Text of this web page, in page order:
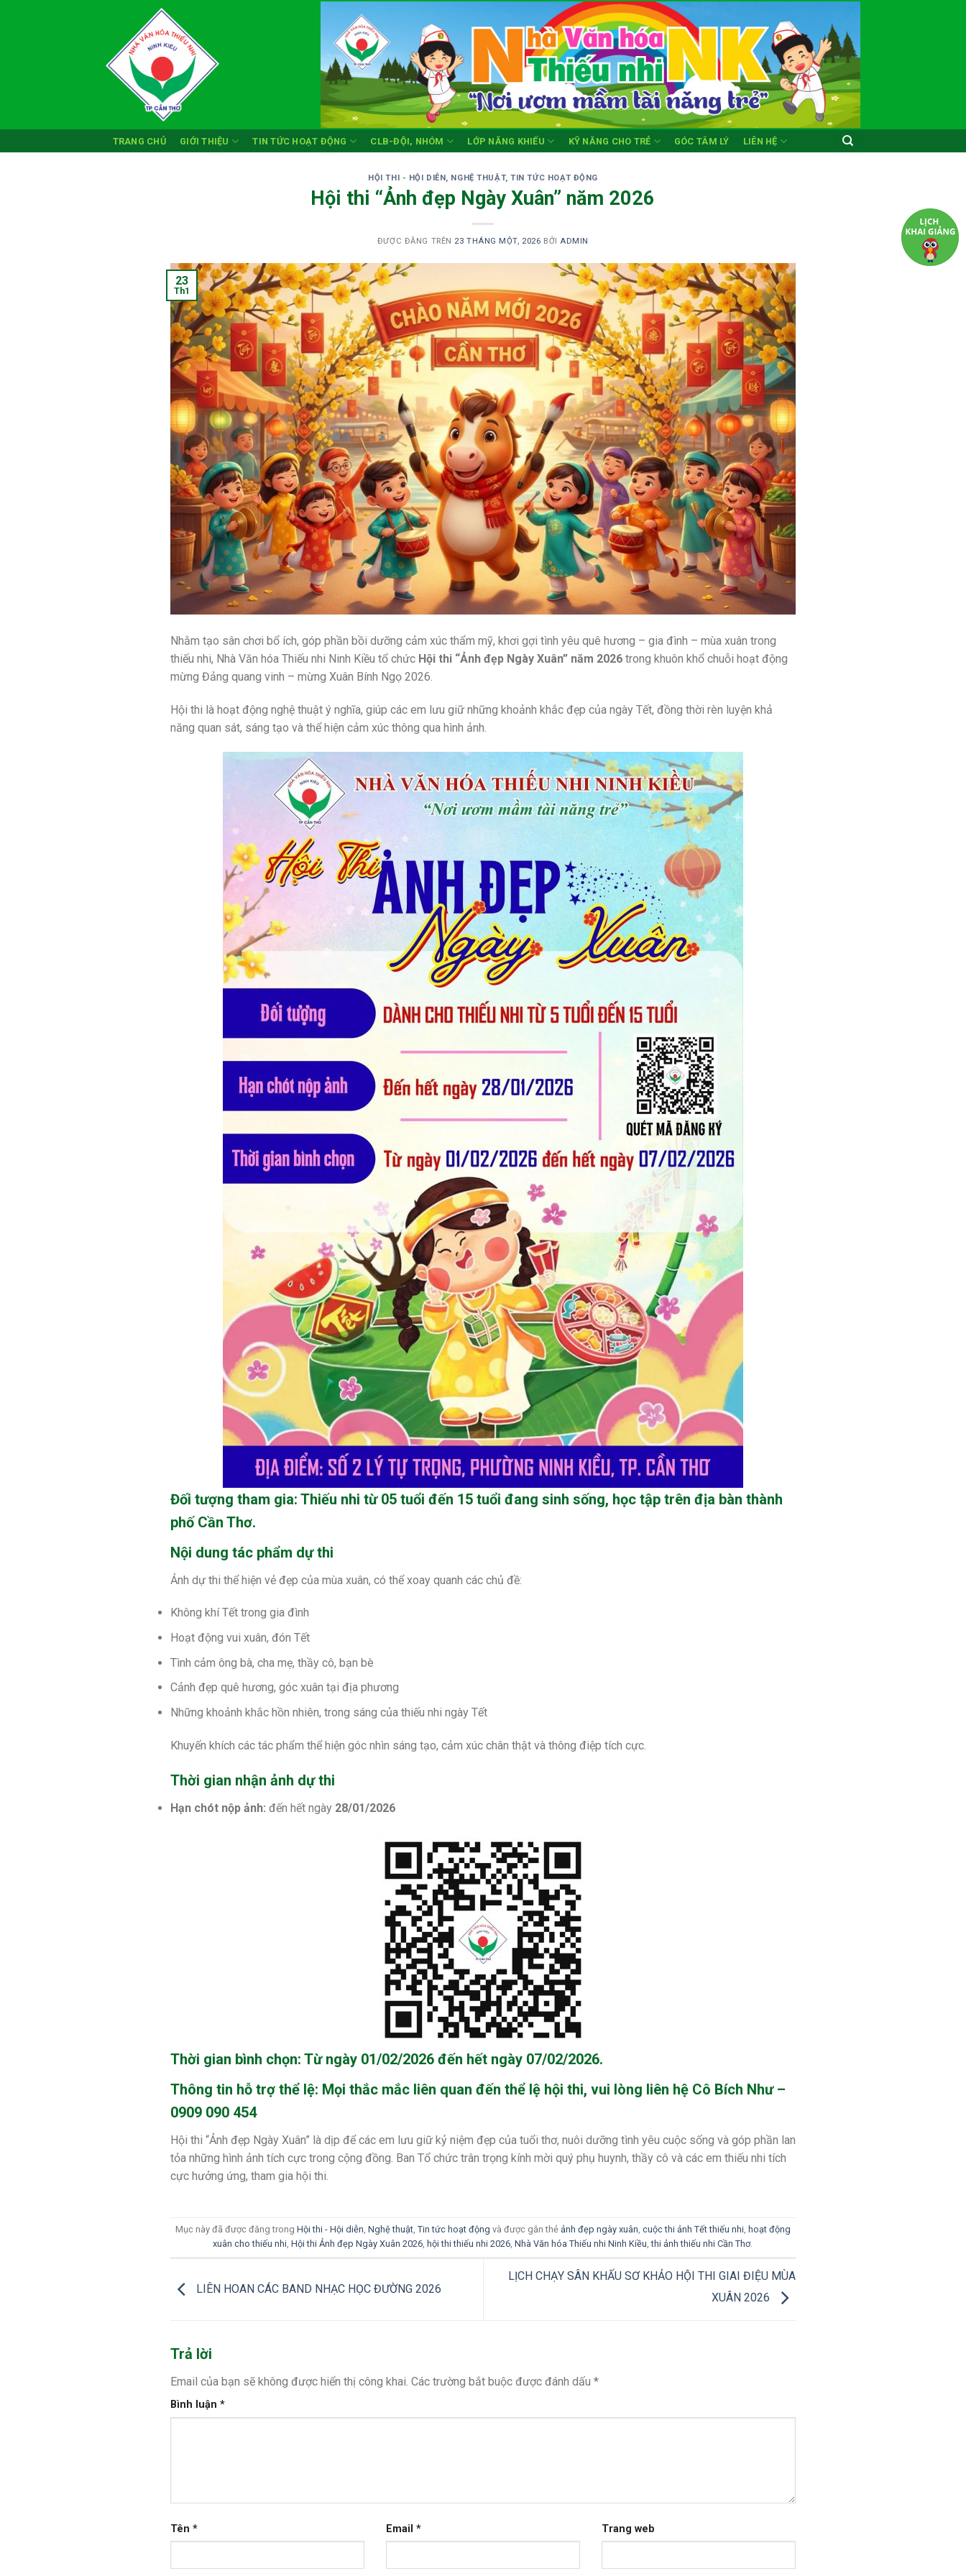
TRANG CHỦ GIỚI THIỆU TIN TỨC HOẠT ĐỘNG CLB-ĐỘI, NHÓM LỚP NĂNG KHIẾU KỸ NĂNG CHO TRẺ GÓC TÂM LÝ LIÊN HỆ
HỘI THI - HỘI DIỄN, NGHỆ THUẬT,TIN TỨC HOẠT ĐỘNG
Hội thi “Ảnh đẹp Ngày Xuân” năm 2026
ĐƯỢC ĐĂNG TRÊN 23 THÁNG MỘT, 2026 BỞI ADMIN
23
Th1
Nhằm tạo sân chơi bổ ích, góp phần bồi dưỡng cảm xúc thẩm mỹ, khơi gợi tình yêu quê hương – gia đình – mùa xuân trong
thiếu nhi, Nhà Văn hóa Thiếu nhi Ninh Kiều tổ chức Hội thi “Ảnh đẹp Ngày Xuân” năm 2026 trong khuôn khổ chuỗi hoạt động
mừng Đảng quang vinh – mừng Xuân Bính Ngọ 2026.
Hội thi là hoạt động nghệ thuật ý nghĩa, giúp các em lưu giữ những khoảnh khắc đẹp của ngày Tết, đồng thời rèn luyện khả
năng quan sát, sáng tạo và thể hiện cảm xúc thông qua hình ảnh.
Đối tượng tham gia: Thiếu nhi từ 05 tuổi đến 15 tuổi đang sinh sống, học tập trên địa bàn thành
phố Cần Thơ.
Nội dung tác phẩm dự thi
Ảnh dự thi thể hiện vẻ đẹp của mùa xuân, có thể xoay quanh các chủ đề:
Không khí Tết trong gia đình
Hoạt động vui xuân, đón Tết
Tình cảm ông bà, cha mẹ, thầy cô, bạn bè
Cảnh đẹp quê hương, góc xuân tại địa phương
Những khoảnh khắc hồn nhiên, trong sáng của thiếu nhi ngày Tết
Khuyến khích các tác phẩm thể hiện góc nhìn sáng tạo, cảm xúc chân thật và thông điệp tích cực.
Thời gian nhận ảnh dự thi
Hạn chót nộp ảnh: đến hết ngày 28/01/2026
Thời gian bình chọn: Từ ngày 01/02/2026 đến hết ngày 07/02/2026.
Thông tin hỗ trợ thể lệ: Mọi thắc mắc liên quan đến thể lệ hội thi, vui lòng liên hệ Cô Bích Như –
0909 090 454
Hội thi “Ảnh đẹp Ngày Xuân” là dịp để các em lưu giữ kỷ niệm đẹp của tuổi thơ, nuôi dưỡng tình yêu cuộc sống và góp phần lan
tỏa những hình ảnh tích cực trong cộng đồng. Ban Tổ chức trân trọng kính mời quý phụ huynh, thầy cô và các em thiếu nhi tích
cực hưởng ứng, tham gia hội thi.
Mục này đã được đăng trong Hội thi - Hội diễn, Nghệ thuật, Tin tức hoạt động và được gắn thẻ ảnh đẹp ngày xuân, cuộc thi ảnh Tết thiếu nhi, hoạt động
xuân cho thiếu nhi,Hội thi Ảnh đẹp Ngày Xuân 2026, hội thi thiếu nhi 2026,Nhà Văn hóa Thiếu nhi Ninh Kiều,thi ảnh thiếu nhi Cần Thơ.
LIÊN HOAN CÁC BAND NHẠC HỌC ĐƯỜNG 2026
LỊCH CHẠY SÂN KHẤU SƠ KHẢO HỘI THI GIAI ĐIỆU MÙA
XUÂN 2026
Trả lời
Email của bạn sẽ không được hiển thị công khai. Các trường bắt buộc được đánh dấu *
Bình luận *
Tên * Email * Trang web